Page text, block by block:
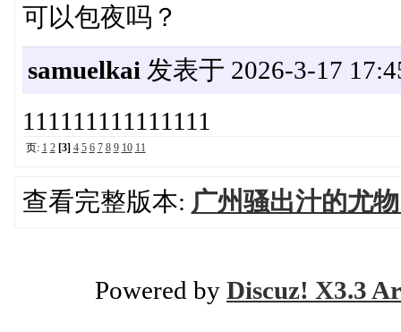
可以包夜吗？
samuelkai 发表于 2026-3-17
111111111111111
页: 1 2 [3] 4 5 6 7 8 9 10 11
查看完整版本: 广州骚出汁的尤
Powered by Discuz! X3.3